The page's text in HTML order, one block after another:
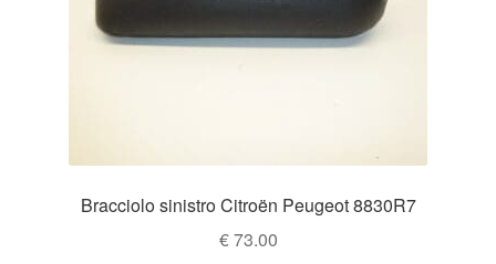
Bracciolo sinistro Citroën Peugeot 8830R7
€73.00